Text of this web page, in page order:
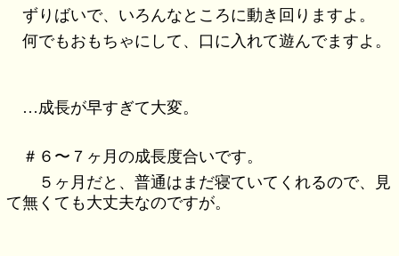
ずりばいで、いろんなところに動き回りますよ。
何でもおもちゃにして、口に入れて遊んでますよ。
…成長が早すぎて大変。
＃６〜７ヶ月の成長度合いです。
５ヶ月だと、普通はまだ寝ていてくれるので、見
て無くても大丈夫なのですが。